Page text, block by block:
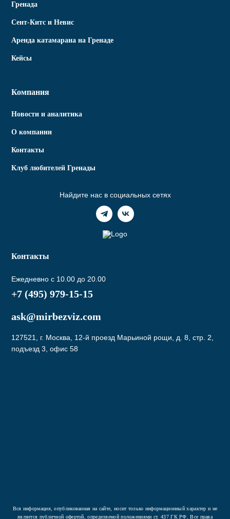
Гренада
Сент-Китс и Невис
Аренда катамарана на Гренаде
Кейсы
Компания
Новости и аналитика
О компании
Контакты
Клуб любителей Гренады
Найдите нас в социальных сетях
Контакты
Ежедневно с 10.00 до 20.00
+7 (495) 979-15-15
ask@mirbezviz.com
127521, г. Москва, 12-й проезд Марьиной рощи, д. 8, стр. 2,
подъезд 3, офис 58
Вся информация, опубликованная на сайте, носит только информационный характер и не
является публичной офертой, определяемой положениями ст. 437 ГК РФ. Все права